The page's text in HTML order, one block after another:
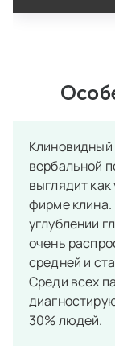
Клиновидный
вербальной
выглядит как
фирме клина.
углублении
очень
средней и
Среди всех
30% людей.